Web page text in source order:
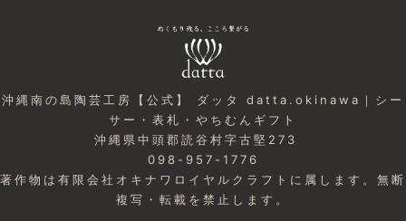
沖縄南の島陶芸工房【公式】 ダッタ datta.okinawa｜シー
サー・表札・やちむんギフト
沖縄県中頭郡読谷村字古堅273
098-957-1776
著作物は有限会社オキナワロイヤルクラフトに属します。無断
複写・転載を禁止します。